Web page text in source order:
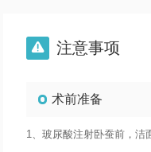
 注意事项
术前准备
1、玻尿酸注射卧蚕前，洁